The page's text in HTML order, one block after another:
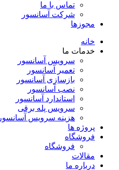
تماس با ما
شرکت آسانسور
مجوزها
خانه
خدمات ما
سرویس آسانسور
تعمیر آسانسور
بازسازی آسانسور
نصب آسانسور
استاندارد آسانسور
سرویس پله برقی
هزینه سرویس آسانسور
پروژه ها
فروشگاه
فروشگاه
مقالات
درباره ما